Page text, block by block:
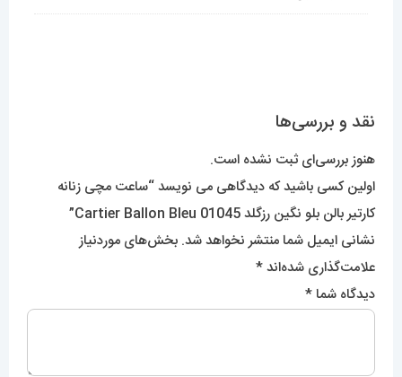
نقد و بررسی‌ها
هنوز بررسی‌ای ثبت نشده است.
اولین کسی باشید که دیدگاهی می نویسد “ساعت مچی زنانه
کارتیر بالن بلو نگین رزگلد 01045 Cartier Ballon Bleu”
نشانی ایمیل شما منتشر نخواهد شد. بخش‌های موردنیاز
علامت‌گذاری شده‌اند*
دیدگاه شما *